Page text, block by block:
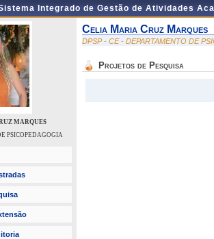
Integrado de Gestão de Atividades
MARQUES
PSICOPEDAGOGIA
Celia Maria Cruz Marques
DPSP - CE - DEPARTAMENTO DE
Projetos de Pesquisa